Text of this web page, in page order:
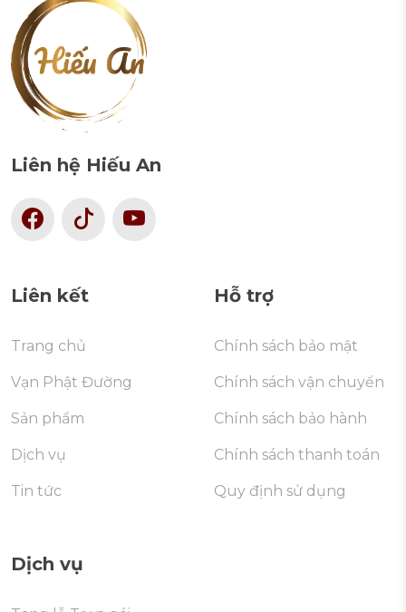
Liên hệ Hiếu An
Liên kết
Trang chủ
Vạn Phật Đường
Sản phẩm
Dịch vụ
Tin tức
Hỗ trợ
Chính sách bảo mật
Chính sách vận chuyển
Chính sách bảo hành
Chính sách thanh toán
Quy định sử dụng
Dịch vụ